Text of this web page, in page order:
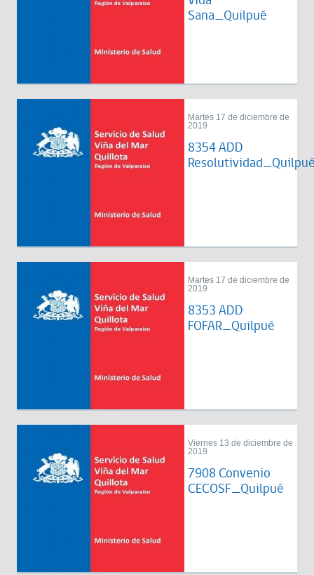
Sana_Quilpué
Martes 17 de diciembre de
2019
8354 ADD
Martes 17 de diciembre de
2019
8353 ADD
FOFAR_Quilpué
Viernes 13 de diciembre de
2019
7908 Convenio
CECOSF_Quilpué